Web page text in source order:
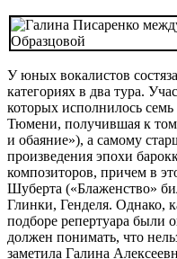
У юных вокалистов
категориях в два тура.
которых исполнилось
Тюмени, получившая к
и обаяние»), а самому
произведения эпохи
композиторов, причем в
Шуберта («Блаженство»
Глинки, Генделя. Однако,
подборе репертуара были
должен понимать, что
заметила Галина